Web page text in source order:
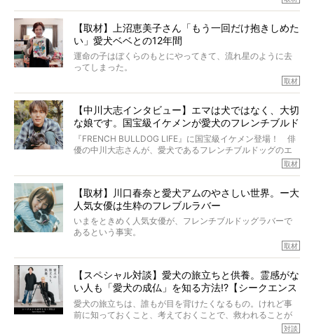
ところが、フレンチブルドッグの桃太郎は9歳で脳腫瘍を発
症し、なんと4年7ヶ月間も生き抜いたのです。旅立ったと
きの年齢は13歳と11ヶ月、レジェンド級のレジェンドでし
た。さらには、治療後3年間は一度も発作が起きなかったと
いいます。
この事実はフレンチブルドッグだけでなく、脳腫瘍と闘う
太郎のオーナーである佐藤さんご夫婦に、治療の選択やケ
アについて詳しくお話しをうかがいました。
【取材】上沼恵美子さん「もう一回だけ抱きしめた
い」愛犬ベベとの12年間
運命の子はぼくらのもとにやってきて、流れ星のように去
ってしまった。
り添いたいと思う。
その悲しみをいますぐ解消することはできないが、話をき
いて、泣いたり笑ったりするのもいいだろう。
こんな子だった、こんなにいい子だった、ほんとうに愛し
ていたと。
ぼくらは上沼恵美子さんのご自宅へ伺って、お話をきこう
と思った。
取材
【中川大志インタビュー】エマは犬ではなく、大切
な娘です。国宝級イケメンが愛犬のフレンチブルド
ッグと一緒に登場
『FRENCH BULLDOG LIFE』に国宝級イケメン登場！ 俳
優の中川大志さんが、愛犬であるフレンチブルドッグのエ
マちゃん（2歳の女の子）にメロメロとの情報を聞きつけ、
カエピソードが次から次へと飛び出しました。
取材
【取材】川口春奈と愛犬アムのやさしい世界。ー大
人気女優は生粋のフレブルラバー
いまをときめく人気女優が、フレンチブルドッグラバーで
あるという事実。
とりを目の当たりにするほどに、そのフレンチブルドッグ
愛がわたしたちのそれとまったく同じであることに、なん
だかうれしくなってしまったのでした。
春奈さんとアムちゃんのすてきな暮らしを、BUHI編集長の
小西がいつくしみながら、切り取らせていただきます。
取材
【スペシャル対談】愛犬の旅立ちと供養。霊感がな
い人も「愛犬の成仏」を知る方法!?【シークエンス
はやとも×PELI】
愛犬の旅立ちは、誰もが目を背けたくなるもの。けれど事
前に知っておくこと、考えておくことで、救われることが
対談